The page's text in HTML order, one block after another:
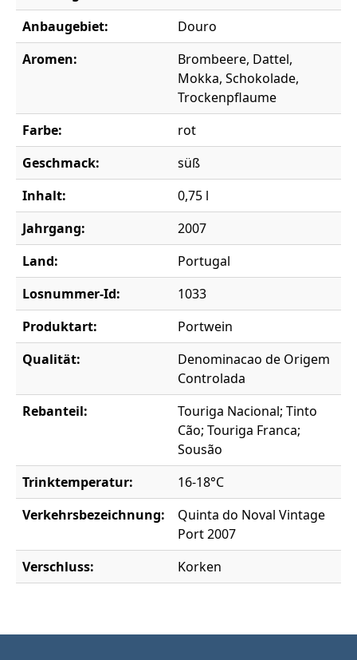
Anbaugebiet:
Douro
Aromen:
Brombeere, Dattel,
Mokka, Schokolade,
Trockenpflaume
Farbe:
rot
Geschmack:
süß
Inhalt:
0,75 l
Jahrgang:
2007
Land:
Portugal
Losnummer-Id:
1033
Produktart:
Portwein
Qualität:
Denominacao de Origem
Controlada
Rebanteil:
Touriga Nacional; Tinto
Cão; Touriga Franca;
Sousão
Trinktemperatur:
16-18°C
Verkehrsbezeichnung:
Quinta do Noval Vintage
Port 2007
Verschluss:
Korken